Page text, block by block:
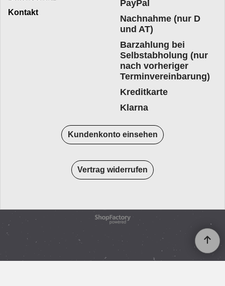
Kontakt
PayPal
Nachnahme (nur D
und AT)
Barzahlung bei
Selbstabholung (nur
nach vorheriger
Terminvereinbarung)
Kreditkarte
Klarna
Kundenkonto einsehen
Vertrag widerrufen
WebShop erstellt mit
ShopFactory Shop